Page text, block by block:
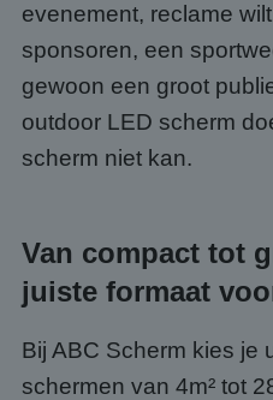
evenement, reclame
sponsoren, een
gewoon een groot
outdoor LED scherm
scherm niet kan.
Van compact tot
juiste formaat
Bij ABC Scherm kies je
schermen van 4m² tot